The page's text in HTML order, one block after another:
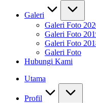
Galeri
Galeri Foto
Galeri Foto
Galeri Foto
Galeri Foto
Hubungi Kami
Utama
Profil